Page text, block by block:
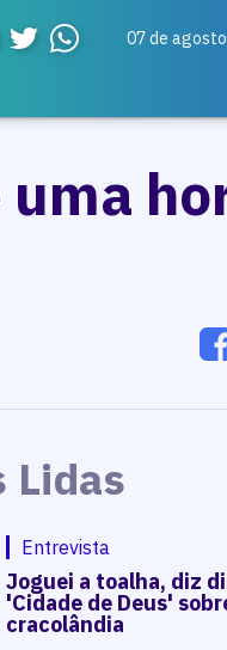
07 de
Lidas
Entrevista
Joguei a toalha, diz
'Cidade de Deus'
cracolândia